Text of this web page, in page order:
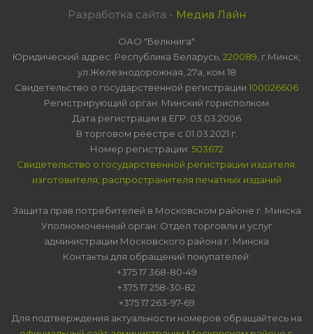
Разработка сайта - Медиа Лайн
ОАО "Белкнига"
Юридический адрес: Республика Беларусь, 220089 , г.Минск,
ул.Железнодорожная, 27а, ком 18
Свидетельство о государственной регистрации 100026606
Регистрирующий орган: Минский горисполком
Дата регистрации в ЕГР: 03.03.2006
В торговом реестре с 01.03.2021 г.
Номер регистрации: 503672
Свидетельство о государственной регистрации издателя,
изготовителя, распространителя печатных изданий
Защита прав потребителей в Московском районе г. Минска
Уполномоченный орган: Отдел торговли и услуг
администрации Московского района г. Минска
Контакты для обращений покупателей:
+375 17 368-80-49
+375 17 258-30-82
+375 17 263-97-69
Для подтверждения актуальности номеров обращайтесь на